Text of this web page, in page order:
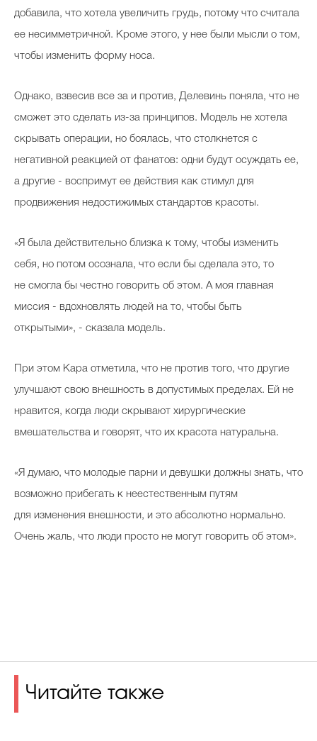
добавила, что хотела увеличить грудь, потому что считала
ее несимметричной. Кроме этого, у нее были мысли о том,
чтобы изменить форму носа.
Однако, взвесив все за и против, Делевинь поняла, что не
сможет это сделать из-за принципов. Модель не хотела
скрывать операции, но боялась, что столкнется с
негативной реакцией от фанатов: одни будут осуждать ее,
а другие - воспримут ее действия как стимул для
продвижения недостижимых стандартов красоты.
«Я была действительно близка к тому, чтобы изменить
себя, но потом осознала, что если бы сделала это, то
не смогла бы честно говорить об этом. А моя главная
миссия - вдохновлять людей на то, чтобы быть
открытыми», - сказала модель.
При этом Кара отметила, что не против того, что другие
улучшают свою внешность в допустимых пределах. Ей не
нравится, когда люди скрывают хирургические
вмешательства и говорят, что их красота натуральна.
«Я думаю, что молодые парни и девушки должны знать, что
возможно прибегать к неестественным путям
для изменения внешности, и это абсолютно нормально.
Очень жаль, что люди просто не могут говорить об этом».
Читайте также